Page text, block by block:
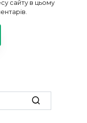
сайту в цьому